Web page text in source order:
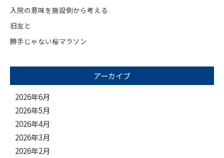
入院の意味を施設側から考える
旧友と
勝手じゃない桜マラソン
アーカイブ
2026年6月
2026年5月
2026年4月
2026年3月
2026年2月